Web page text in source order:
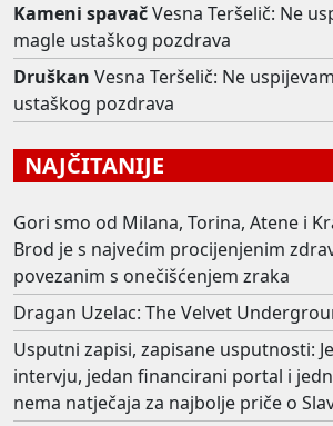
Kameni spavačVesna Teršelič: Ne
magle ustaškog pozdrava
Druškan Vesna Teršelič: Ne
ustaškog pozdrava
NAJČITANIJE
Gori smo od Milana, Torina, Atene i
Brod je s najvećim procijenjenim
povezanim s onečišćenjem zraka
Dragan Uzelac: The Velvet
Usputni zapisi, zapisane usputnosti:
intervju, jedan financirani portal i
nema natječaja za najbolje priče o